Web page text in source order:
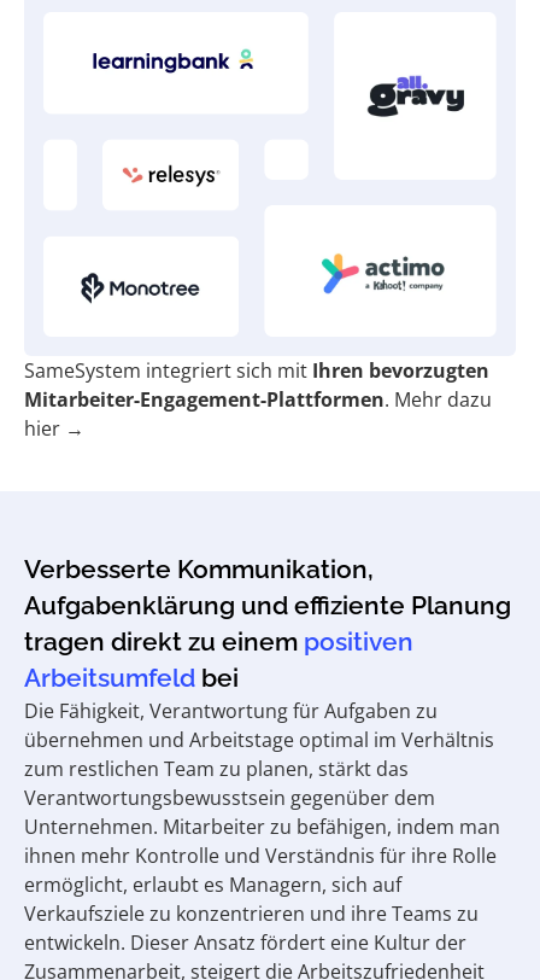
SameSystem integriert sich mit Ihren bevorzugten
Mitarbeiter-Engagement-Plattformen. Mehr dazu
hier →
Verbesserte Kommunikation,
Aufgabenklärung und effiziente Planung
tragen direkt zu einem positiven
Arbeitsumfeld bei
Die Fähigkeit, Verantwortung für Aufgaben zu
übernehmen und Arbeitstage optimal im Verhältnis
zum restlichen Team zu planen, stärkt das
Verantwortungsbewusstsein gegenüber dem
Unternehmen. Mitarbeiter zu befähigen, indem man
ihnen mehr Kontrolle und Verständnis für ihre Rolle
ermöglicht, erlaubt es Managern, sich auf
Verkaufsziele zu konzentrieren und ihre Teams zu
entwickeln. Dieser Ansatz fördert eine Kultur der
Zusammenarbeit, steigert die Arbeitszufriedenheit